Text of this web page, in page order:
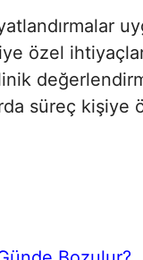
özel
süreç kişiye